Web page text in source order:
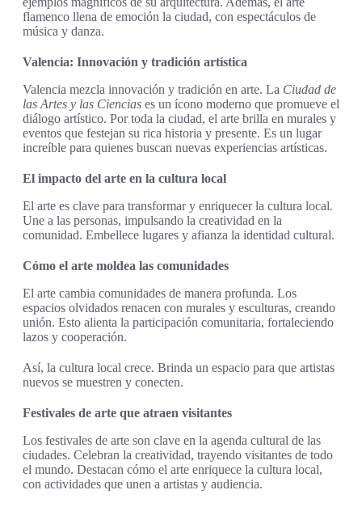
flamenco llena de emoción la ciudad, con espectáculos de
música y danza.
Valencia: Innovación y tradición artística
Valencia mezcla innovación y tradición en arte. La Ciudad de
las Artes y las Ciencias es un ícono moderno que promueve el
diálogo artístico. Por toda la ciudad, el arte brilla en murales y
eventos que festejan su rica historia y presente. Es un lugar
increíble para quienes buscan nuevas experiencias artísticas.
El impacto del arte en la cultura local
El arte es clave para transformar y enriquecer la cultura local.
Une a las personas, impulsando la creatividad en la
comunidad. Embellece lugares y afianza la identidad cultural.
Cómo el arte moldea las comunidades
El arte cambia comunidades de manera profunda. Los
espacios olvidados renacen con murales y esculturas, creando
unión. Esto alienta la participación comunitaria, fortaleciendo
lazos y cooperación.
Así, la cultura local crece. Brinda un espacio para que artistas
nuevos se muestren y conecten.
Festivales de arte que atraen visitantes
Los festivales de arte son clave en la agenda cultural de las
ciudades. Celebran la creatividad, trayendo visitantes de todo
el mundo. Destacan cómo el arte enriquece la cultura local,
con actividades que unen a artistas y audiencia.